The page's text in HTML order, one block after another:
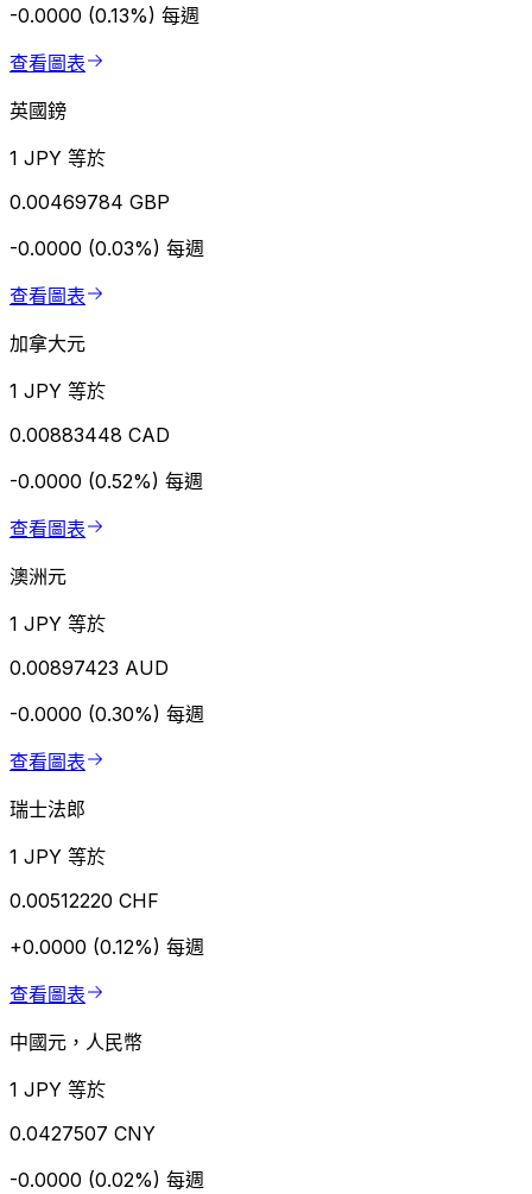
-0.0000 (0.13%) 每週
查看圖表
英國鎊
1 JPY 等於
0.00469784 GBP
-0.0000 (0.03%) 每週
查看圖表
加拿大元
1 JPY 等於
0.00883448 CAD
-0.0000 (0.52%) 每週
查看圖表
澳洲元
1 JPY 等於
0.00897423 AUD
-0.0000 (0.30%) 每週
查看圖表
瑞士法郎
1 JPY 等於
0.00512220 CHF
+0.0000 (0.12%) 每週
查看圖表
中國元，人民幣
1 JPY 等於
0.0427507 CNY
-0.0000 (0.02%) 每週